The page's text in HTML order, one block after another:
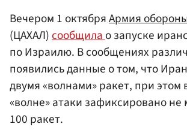
Вечером 1 октябряАрмия
(ЦАХАЛ) сообщила о запуске
по Израилю. В сообщениях
появились данные о том, что
двумя «волнами» ракет, при этом
«волне» атаки зафиксировано не
100 ракет.